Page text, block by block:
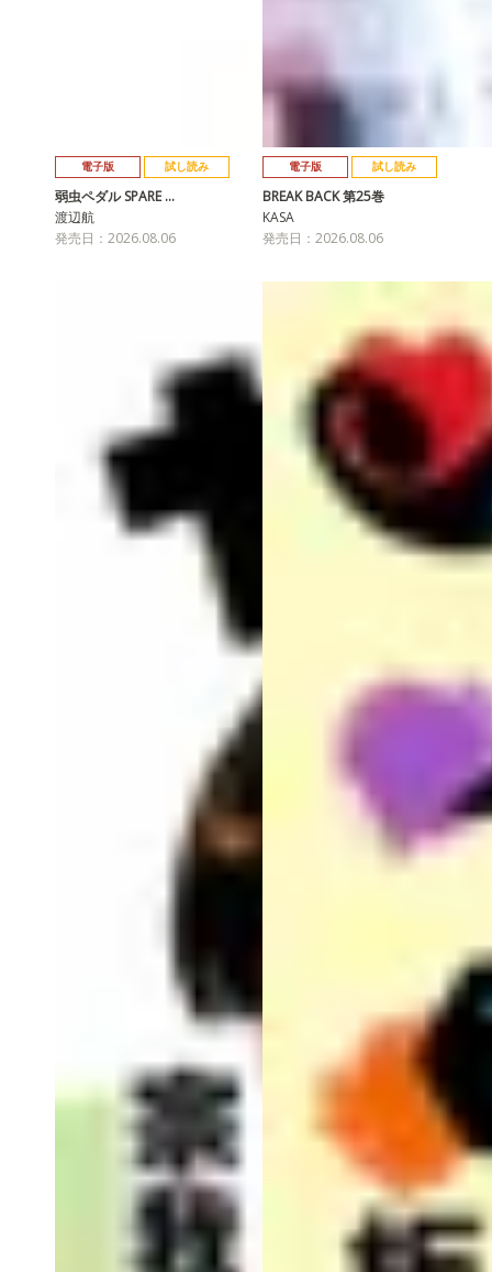
電子版 試し読み
弱虫ペダル SPARE …
渡辺航
発売日：2026.08.06
電子版 試し読み
BREAK BACK 第25巻
KASA
発売日：2026.08.06